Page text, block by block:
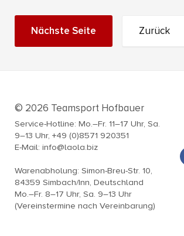
Nächste Seite Zurück
© 2026 Teamsport Hofbauer
Service-Hotline: Mo.–Fr. 11–17 Uhr, Sa.
9–13 Uhr, +49 (0)8571 920351
E-Mail: info@laola.biz
Warenabholung: Simon-Breu-Str. 10,
84359 Simbach/Inn, Deutschland
Mo.–Fr. 8–17 Uhr, Sa. 9–13 Uhr
(Vereinstermine nach Vereinbarung)